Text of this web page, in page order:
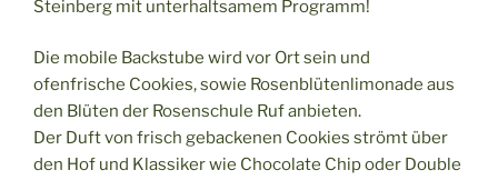
Steinberg mit unterhaltsamem Programm!
Die mobile Backstube wird vor Ort sein und
ofenfrische Cookies, sowie Rosenblütenlimonade aus
den Blüten der Rosenschule Ruf anbieten.
Der Duft von frisch gebackenen Cookies strömt über
den Hof und Klassiker wie Chocolate Chip oder Double